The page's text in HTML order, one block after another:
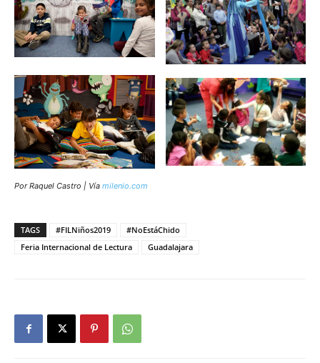
Por Raquel Castro | Vía milenio.com
TAGS #FILNiños2019
#NoEstáChido
Feria Internacional de Lectura
Guadalajara